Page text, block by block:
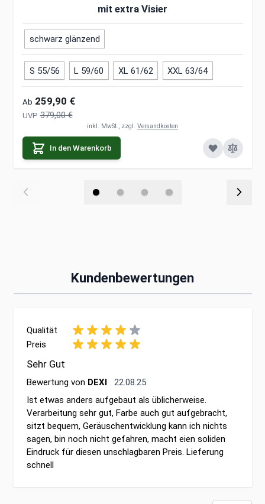
mit extra Visier
schwarz glänzend
S 55/56 L 59/60 XL 61/62 XXL 63/64
Ab 259,90 €
UVP 379,00 €
inkl. MwSt., zzgl. Versandkosten
In den Warenkorb
Kundenbewertungen
Qualität
Preis
Sehr Gut
Bewertung von DEXI 22. August 2025
22.08.25
Ist etwas anders aufgebaut als üblicherweise.
Verarbeitung sehr gut, Farbe auch gut aufgebracht,
sitzt bequem, Geräuschentwicklung kann ich nichts
sagen, bin noch nicht gefahren, macht eien soliden
Eindruck für diesen unschlagbaren Preis. Lieferung
schnell